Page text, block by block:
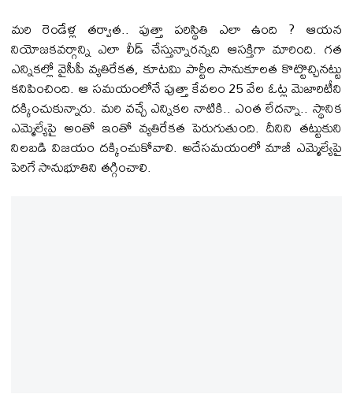
మ‌రి రెండేళ్ల త‌ర్వాత‌.. పుత్తా ప‌రిస్థితి ఎలా ఉంది ? ఆయ‌న
నియోజ‌క‌వ‌ర్గాన్ని ఎలా లీడ్ చేస్తున్నార‌న్న‌ది ఆస‌క్తిగా మారింది. గ‌త
ఎన్నికల్లో వైసీపీ వ్య‌తిరేక‌త‌, కూట‌మి పార్టీల సానుకూల‌త కొట్టొచ్చిన‌ట్టు
క‌నిపించింది. ఆ స‌మ‌యంలోనే పుత్తా కేవ‌లం 25 వేల ఓట్ల మెజారిటీని
ద‌క్కించుకున్నారు. మ‌రి వ‌చ్చే ఎన్నిక‌ల నాటికి.. ఎంత లేద‌న్నా.. స్థానిక
ఎమ్మెల్యేపై అంతో ఇంతో వ్య‌తిరేక‌త పెరుగుతుంది. దీనిని త‌ట్టుకుని
నిల‌బడి విజ‌యం ద‌క్కించుకోవాలి. అదేస‌మ‌యంలో మాజీ ఎమ్మెల్యేపై
పెరిగే సానుభూతిని త‌గ్గించాలి.